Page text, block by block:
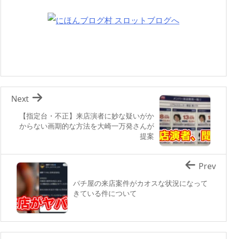
【指定台・不正】来店演者に妙な疑いがか
からない画期的な方法を大崎一万発さんが
提案
Next
パチ屋の来店案件がカオスな状況になって
きている件について
Prev